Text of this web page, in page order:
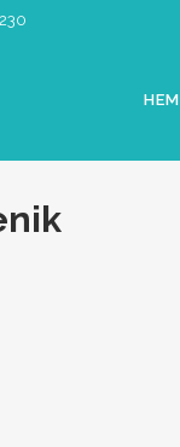
HEM